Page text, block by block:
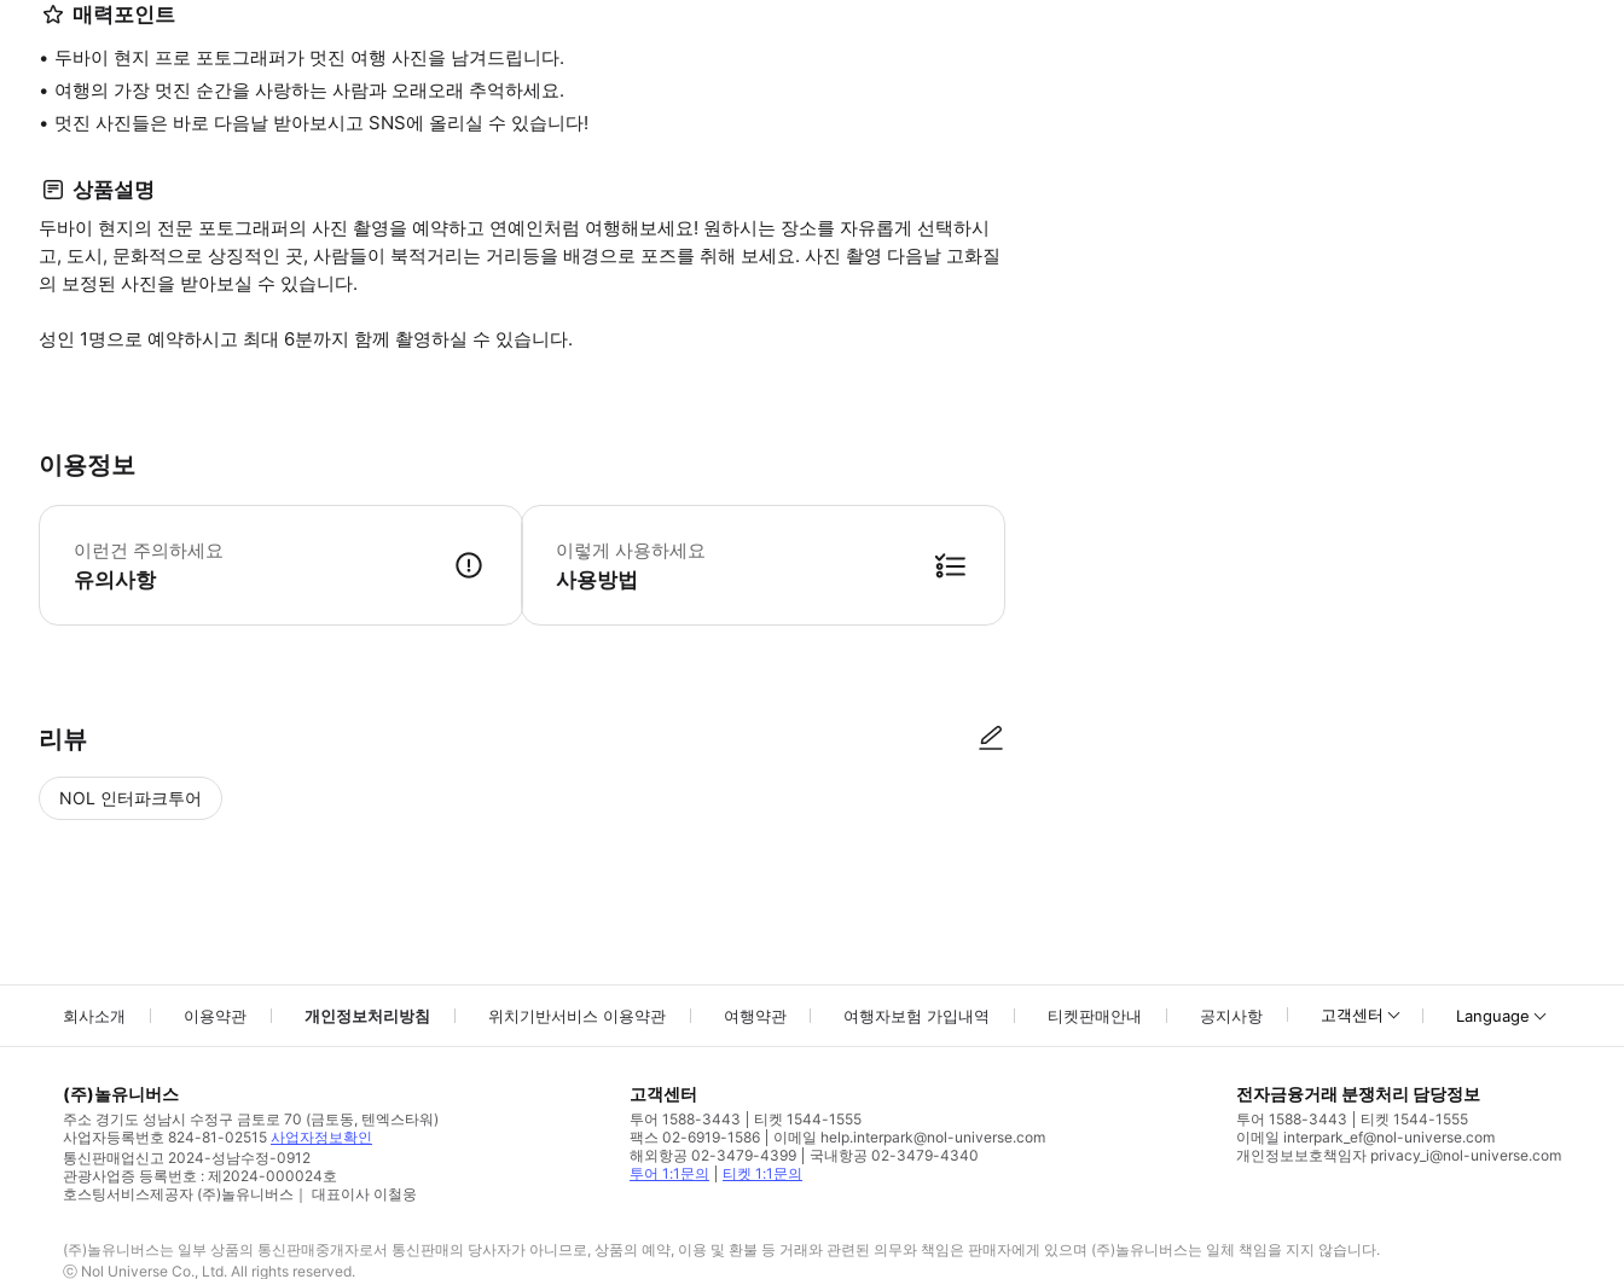
매력포인트
두바이 현지 프로 포토그래퍼가 멋진 여행 사진을 남겨드립니다.
여행의 가장 멋진 순간을 사랑하는 사람과 오래오래 추억하세요.
멋진 사진들은 바로 다음날 받아보시고 SNS에 올리실 수 있습니다!
상품설명
두바이 현지의 전문 포토그래퍼의 사진 촬영을 예약하고 연예인처럼 여행해보세요! 원하시는 장소를 자유롭게 선택하시
고, 도시, 문화적으로 상징적인 곳, 사람들이 북적거리는 거리등을 배경으로 포즈를 취해 보세요. 사진 촬영 다음날 고화질
의 보정된 사진을 받아보실 수 있습니다.
성인 1명으로 예약하시고 최대 6분까지 함께 촬영하실 수 있습니다.
이용정보
이런건 주의하세요
유의사항
- 포함사항: **1시간 사진 촬영: 최종 색상 보정된 15장의 사진 제공 **2시간 사진 촬영: 최종 색상 보정된 20장의 사진 제공 (이미지 보정이 아닌 약간의 색
이렇게 사용하세요
사용방법
리뷰
NOL 인터파크투어
회사소개 이용약관 개인정보처리방침 위치기반서비스 이용약관 여행약관 여행자보험 가입내역 티켓판매안내 공지사항 고객센터 Language
(주)놀유니버스
주소 경기도 성남시 수정구 금토로 70 (금토동, 텐엑스타워)
사업자등록번호 824-81-02515 사업자정보확인
통신판매업신고 2024-성남수정-0912
관광사업증 등록번호 : 제2024-000024호
호스팅서비스제공자 (주)놀유니버스｜ 대표이사 이철웅
고객센터
투어 1588-3443
티켓 1544-1555
팩스 02-6919-1586
이메일 help.interpark@nol-universe.com
해외항공 02-3479-4399
국내항공 02-3479-4340
투어 1:1문의
티켓 1:1문의
전자금융거래 분쟁처리 담당정보
투어 1588-3443
티켓 1544-1555
이메일 interpark_ef@nol-universe.com
개인정보보호책임자 privacy_i@nol-universe.com
(주)놀유니버스는 일부 상품의 통신판매중개자로서 통신판매의 당사자가 아니므로, 상품의 예약, 이용 및 환불 등 거래와 관련된 의무와 책임은 판매자에게 있으며 (주)놀유니버스는 일체 책임을 지지 않습니다.
ⓒ Nol Universe Co., Ltd. All rights reserved.